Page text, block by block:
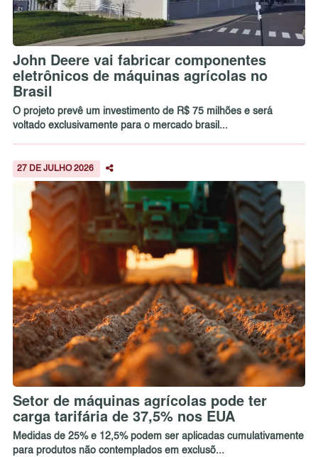
John Deere vai fabricar componentes
eletrônicos de máquinas agrícolas no
Brasil
O projeto prevê um investimento de R$ 75 milhões e será
voltado exclusivamente para o mercado brasil...
27 DE JULHO 2026
Setor de máquinas agrícolas pode ter
carga tarifária de 37,5% nos EUA
Medidas de 25% e 12,5% podem ser aplicadas cumulativamente
para produtos não contemplados em exclusõ...